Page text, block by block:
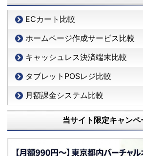
ECカート比較
ホームページ作成サービス比較
キャッシュレス決済端末比較
タブレットPOSレジ比較
月額課金システム比較
当サイト限定キャンペ